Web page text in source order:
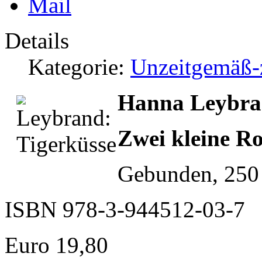
Details
Kategorie:
Hanna
Zwei kleine
Gebunden,
ISBN 978-3-944512-03-7
Euro 19,80